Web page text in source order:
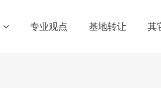
专业观点 基地转让 其